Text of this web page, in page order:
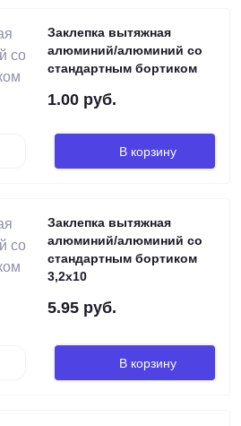
Заклепка вытяжная
алюминий/алюминий со
стандартным бортиком
1.00 руб.
В корзину
Заклепка вытяжная
алюминий/алюминий со
стандартным бортиком
3,2х10
5.95 руб.
В корзину